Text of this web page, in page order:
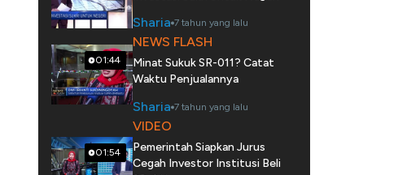
Sharia 7 tahun yang lalu
01:44
NEWS FLASH
Minat Sukuk SR-011? Catat
Waktu Penjualannya
Sharia 7 tahun yang lalu
01:54
VIDEO
Pemerintah Siapkan Jurus
Cegah Investor Institusi Beli